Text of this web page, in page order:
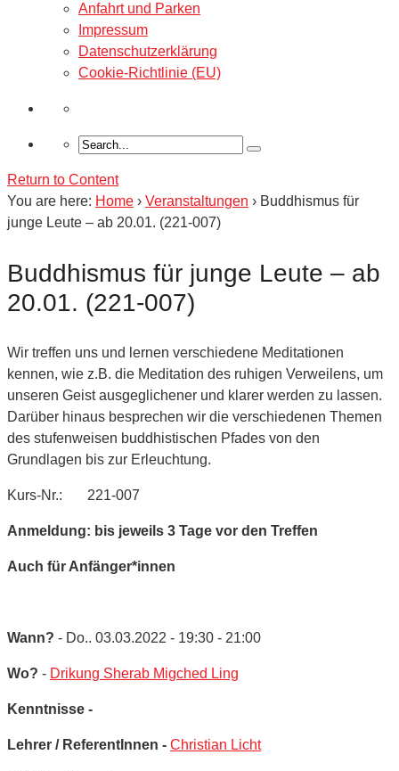
Anfahrt und Parken
Impressum
Datenschutzerklärung
Cookie-Richtlinie (EU)
Return to Content
You are here: Home › Veranstaltungen › Buddhismus für
junge Leute – ab 20.01. (221-007)
Buddhismus für junge Leute – ab
20.01. (221-007)
Wir treffen uns und lernen verschiedene Meditationen
kennen, wie z.B. die Meditation des ruhigen Verweilens, um
unseren Geist ausgeglichener und klarer werden zu lassen.
Darüber hinaus besprechen wir die verschiedenen Themen
des stufenweisen buddhistischen Pfades von den
Grundlagen bis zur Erleuchtung.
Kurs-Nr.: 221-007
Anmeldung: bis jeweils 3 Tage vor den Treffen
Auch für Anfänger*innen
Wann? - Do.. 03.03.2022 - 19:30 - 21:00
Wo? - Drikung Sherab Migched Ling
Kenntnisse -
Lehrer / ReferentInnen - Christian Licht